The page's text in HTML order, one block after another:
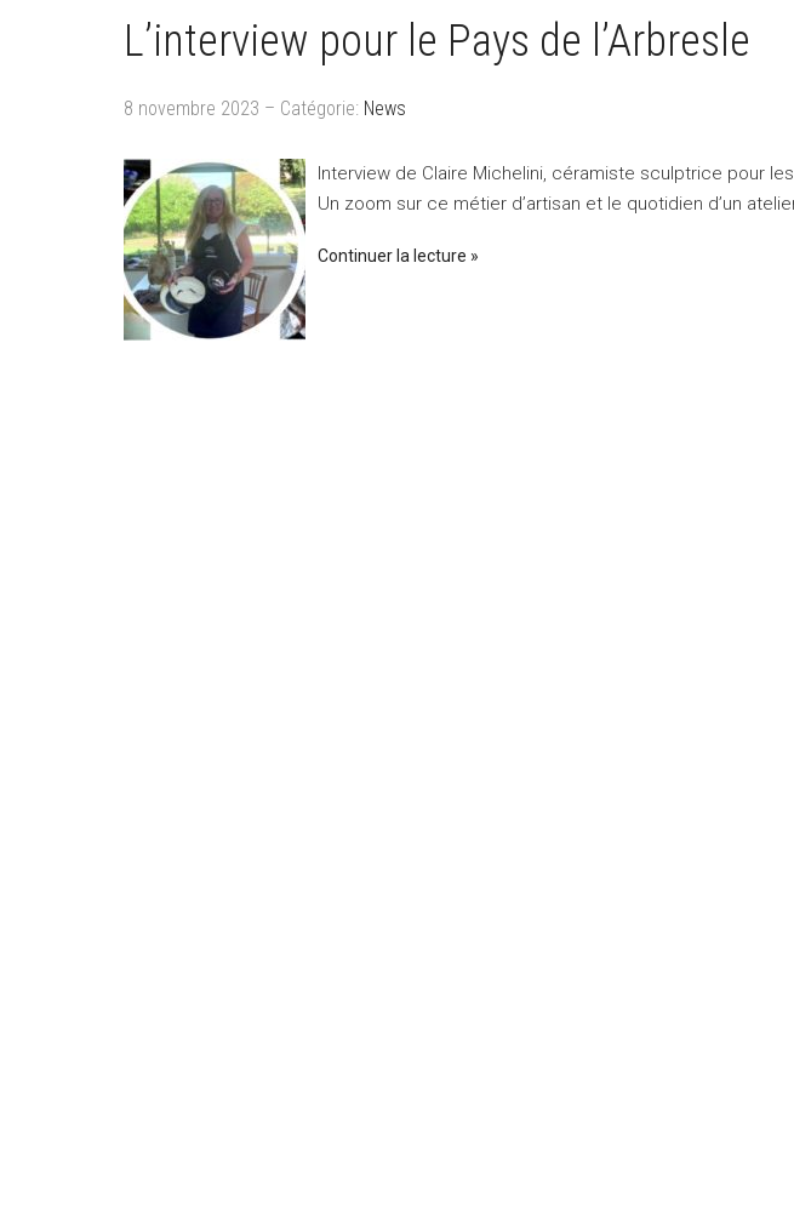
L’interview pour le Pays de l’Arbresle
8 novembre 2023 – Catégorie: News
Interview de Claire Michelini, céramiste sculptrice pour les
Un zoom sur ce métier d’artisan et le quotidien d’un
Continuer la lecture